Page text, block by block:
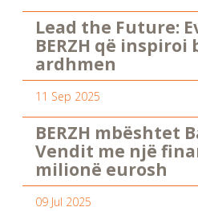
Lead the Future:
BERZH që
ardhmen
11 Sep 2025
BERZH mbështet
Vendit me një
milionë eurosh
09 Jul 2025